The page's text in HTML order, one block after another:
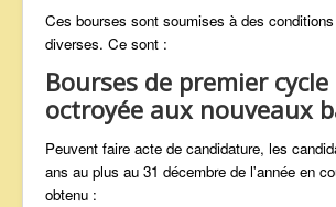
Ces bourses sont soumises à des
diverses. Ce sont :
Bourses de premier cycle
octroyée aux nouveaux
Peuvent faire acte de candidature, les
ans au plus au 31 décembre de l'année en
obtenu :